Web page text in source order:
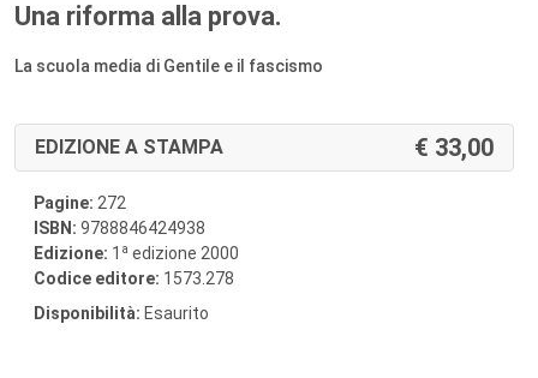
Una riforma alla prova.
La scuola media di Gentile e il fascismo
EDIZIONE A STAMPA 33,00
Pagine: 272
ISBN: 9788846424938
Edizione: 1 a edizione 2000
Codice editore: 1573.278
Disponibilità: Esaurito